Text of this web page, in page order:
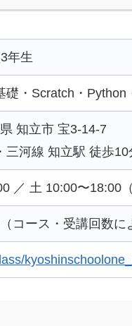
年生
礎・Scratch・Python
知立市 宝3-14-7
三河線 知立駅 徒歩10
／ 土 10:00〜18:00
コース・受講回数